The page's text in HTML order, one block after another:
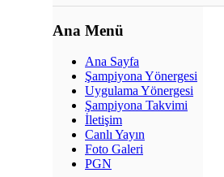
Ana Menü
Ana Sayfa
Şampiyona Yönergesi
Uygulama Yönergesi
Şampiyona Takvimi
İletişim
Canlı Yayın
Foto Galeri
PGN